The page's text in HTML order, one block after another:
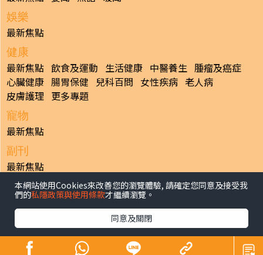
娛樂
最新焦點
健康
最新焦點 飲食及運動 生活健康 中醫養生 腫瘤及癌症
心臟健康 腸胃保健 兒科百問 女性疾病 老人病
皮膚護理 更多專題
寵物
最新焦點
副刊
最新焦點
日報
揭頁版 港聞 財經/地產 中國/國際
生活副刊
體育 專題/人物
香港經濟日報版權所有©2026
本網站使用Cookies來改善您的瀏覽體驗, 請確定您同意及接受我
們的私隱政策與使用條款才繼續瀏覽。
同意及關閉